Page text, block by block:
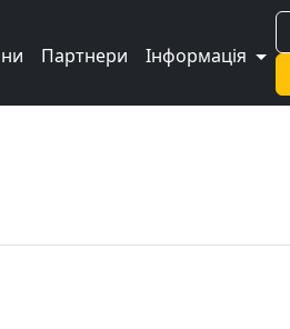
Партнери Інформація